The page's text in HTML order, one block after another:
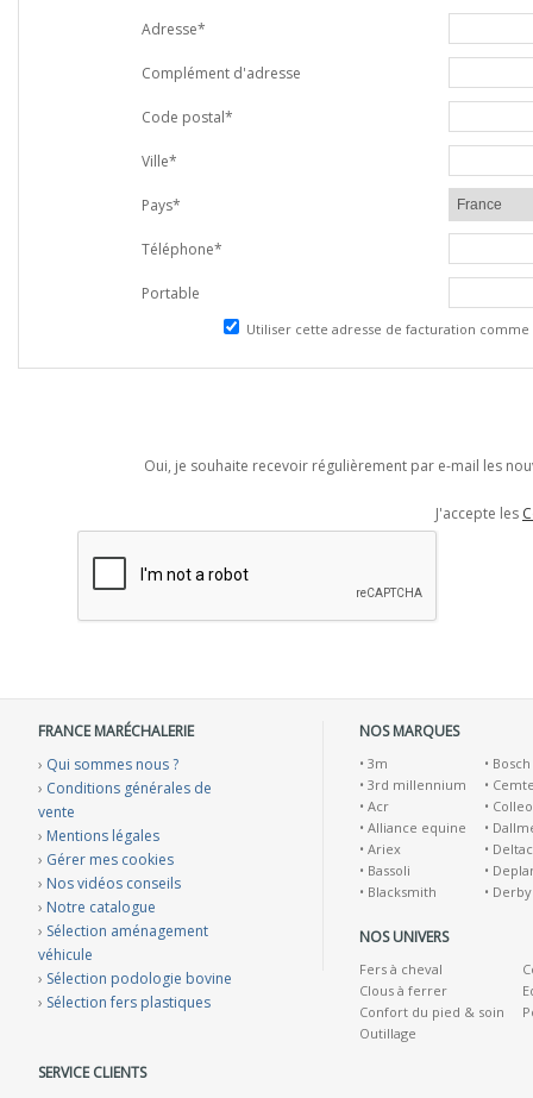
Adresse*
Complément d'adresse
Code postal*
Ville*
Pays*
Téléphone*
Portable
Utiliser cette adresse de facturation comme
Oui, je souhaite recevoir régulièrement par e-mail les
J'accepte les
FRANCE MARÉCHALERIE
› Qui sommes nous ?
› Conditions générales de
vente
› Mentions légales
› Gérer mes cookies
› Nos vidéos conseils
› Notre catalogue
› Sélection aménagement
véhicule
› Sélection podologie bovine
› Sélection fers plastiques
SERVICE CLIENTS
NOS MARQUES
• 3m
• 3rd millennium
• Acr
• Alliance equine
• Ariex
• Bassoli
• Blacksmith
• Bosch
•
•
•
•
•
• Derby
NOS UNIVERS
Fers à cheval
Clous à ferrer
Confort du pied & soin
Outillage